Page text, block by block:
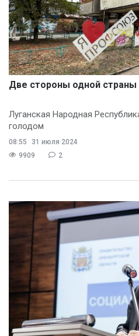
Две стороны одной страны
Луганская Народная
голодом
08:55
31 июля 2024
9909
2